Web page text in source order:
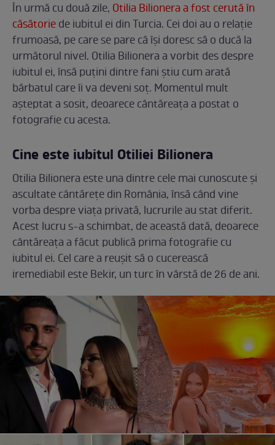
În urmă cu două zile, Otilia Bilionera a fost cerută în
căsătoriede iubitul ei din Turcia. Cei doi au o relație
frumoasă, pe care se pare că își doresc să o ducă la
următorul nivel. Otilia Bilionera a vorbit des despre
iubitul ei, însă puțini dintre fani știu cum arată
bărbatul care îi va deveni soț. Momentul mult
așteptat a sosit, deoarece cântăreața a postat o
fotografie cu acesta.
Cine este iubitul Otiliei Bilionera
Otilia Bilionera este una dintre cele mai cunoscute și
ascultate cântărețe din România, însă când vine
vorba despre viața privată, lucrurile au stat diferit.
Acest lucru s-a schimbat, de această dată, deoarece
cântăreața a făcut publică prima fotografie cu
iubitul ei. Cel care a reușit să o cucerească
iremediabil este Bekir, un turc în vârstă de 26 de ani.